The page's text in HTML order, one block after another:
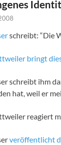
schreibt: “Die
bringt
schreibt ihm
hat, weil er
reagiert
veröffentlicht